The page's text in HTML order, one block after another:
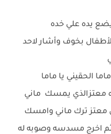
يده علي خده
بخوف وأشار لاحد
الحقيني يا ماما
معتزالذي يمسك ماني
معتز ترك ماني وامسك
اخرج مسدسه وصوبه له